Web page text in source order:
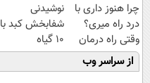
چرا هنوز داری با
درد راه میری؟
وقتی راه درمان
جلو پاته!
نوشیدنی
شفابخش کبد با
10 گیاه
موثر(تخفیف تا
امشب)
از سراسر وب